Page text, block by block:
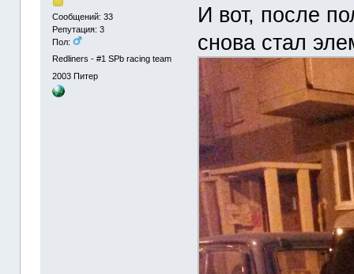
Сообщений: 33
Репутация: 3
Пол:
Redliners - #1 SPb racing team
2003 Питер
И вот, после
снова стал